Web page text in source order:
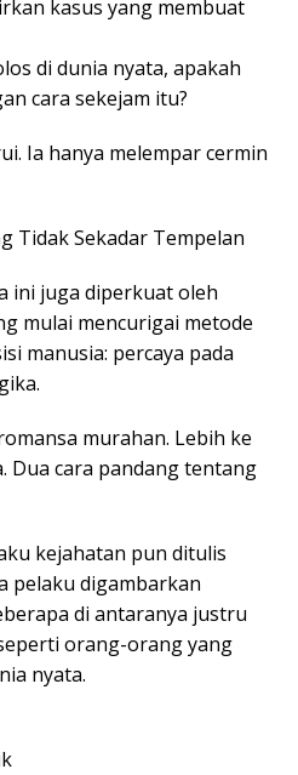
kasus yang membuat
di dunia nyata, apakah
cara sekejam itu?
Ia hanya melempar cermin
Tidak Sekadar Tempelan
ini juga diperkuat oleh
mulai mencurigai metode
manusia: percaya pada
murahan. Lebih ke
Dua cara pandang tentang
kejahatan pun ditulis
pelaku digambarkan
di antaranya justru
orang-orang yang
nyata.